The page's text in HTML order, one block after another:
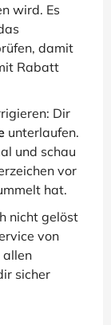
wird. Es
damit
Rabatt
Dir
unterlaufen.
und schau
vor
hat.
nicht gelöst
von
allen
sicher